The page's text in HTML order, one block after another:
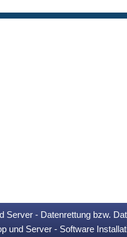
Server - Datenrettung bzw.
und Server - Software